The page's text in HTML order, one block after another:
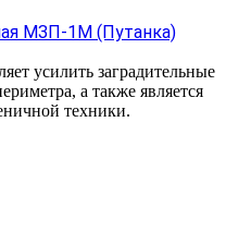
МЗП-1М (Путанка)
усилить заградительные
а также является
техники.